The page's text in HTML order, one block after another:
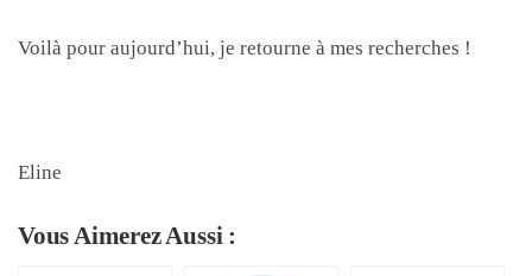
Voilà pour aujourd’hui, je retourne à mes recherches !
Eline
Vous Aimerez Aussi :